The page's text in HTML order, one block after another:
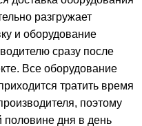
разгружает
и оборудование
сразу после
Все оборудование
тратить время
поэтому
половине дня в день